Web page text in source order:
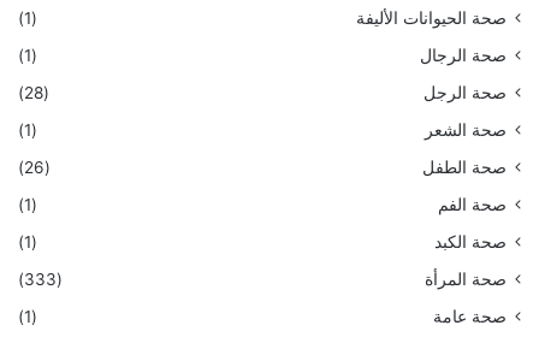
صحة الحيوانات الأليفة
(1)
صحة الرجال
(1)
صحة الرجل
(28)
صحة الشعر
(1)
صحة الطفل
(26)
صحة الفم
(1)
صحة الكبد
(1)
صحة المرأة
(333)
صحة عامة
(1)